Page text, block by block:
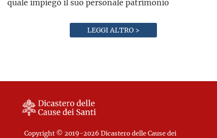
LEGGI ALTRO >
Copyright © 2019-2026 Dicastero delle Cause dei